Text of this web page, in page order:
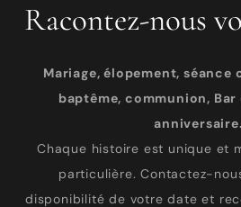
Racontez-nous
Mariage, élopement, séance
baptême, communion, Bar
Chaque histoire est unique et
particulière. Contactez-
disponibilité de votre date et